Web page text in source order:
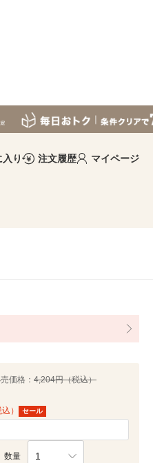
り 注文履歴 マイページ
価格： 4,204円（税込）
込） セール
数量 1